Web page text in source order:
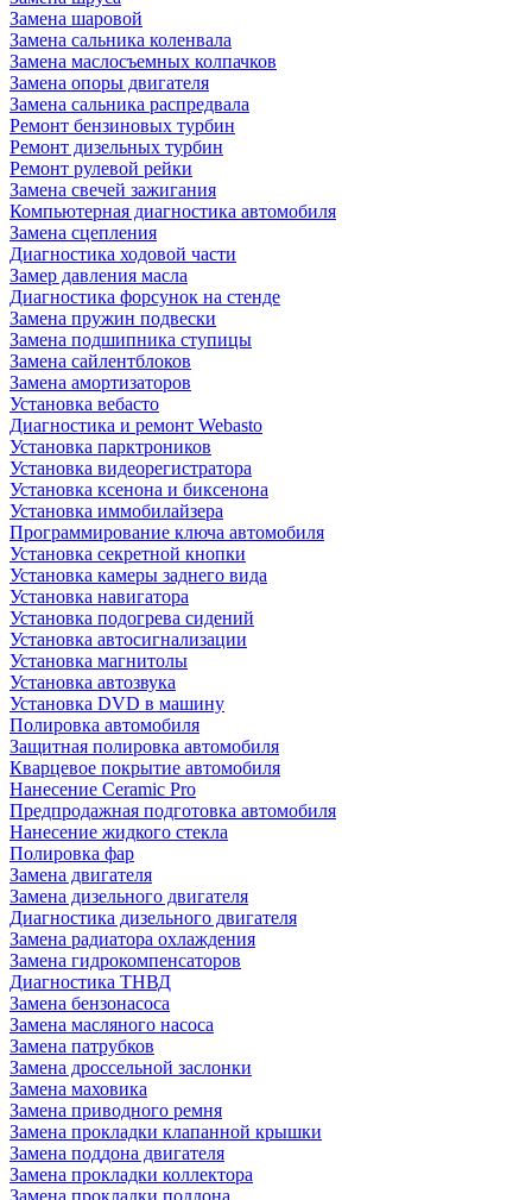
Замена шаровой
Замена сальника коленвала
Замена маслосъемных колпачков
Замена опоры двигателя
Замена сальника распредвала
Ремонт бензиновых турбин
Ремонт дизельных турбин
Ремонт рулевой рейки
Замена свечей зажигания
Компьютерная диагностика автомобиля
Замена сцепления
Диагностика ходовой части
Замер давления масла
Диагностика форсунок на стенде
Замена пружин подвески
Замена подшипника ступицы
Замена сайлентблоков
Замена амортизаторов
Установка вебасто
Диагностика и ремонт Webasto
Установка парктроников
Установка видеорегистратора
Установка ксенона и биксенона
Установка иммобилайзера
Программирование ключа автомобиля
Установка секретной кнопки
Установка камеры заднего вида
Установка навигатора
Установка подогрева сидений
Установка автосигнализации
Установка магнитолы
Установка автозвука
Установка DVD в машину
Полировка автомобиля
Защитная полировка автомобиля
Кварцевое покрытие автомобиля
Нанесение Ceramic Pro
Предпродажная подготовка автомобиля
Нанесение жидкого стекла
Полировка фар
Замена двигателя
Замена дизельного двигателя
Диагностика дизельного двигателя
Замена радиатора охлаждения
Замена гидрокомпенсаторов
Диагностика ТНВД
Замена бензонасоса
Замена масляного насоса
Замена патрубков
Замена дроссельной заслонки
Замена маховика
Замена приводного ремня
Замена прокладки клапанной крышки
Замена поддона двигателя
Замена прокладки коллектора
Замена прокладки поддона